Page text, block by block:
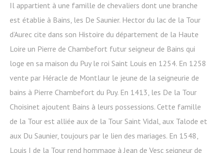
Il appartient à une famille de chevaliers dont une branche
est établie à Bains, les De Saunier. Hector du lac de la Tour
d’Aurec cite dans son Histoire du département de la Haute
Loire un Pierre de Chambefort futur seigneur de Bains qui
loge en sa maison du Puy le roi Saint Louis en 1254. En 1258
vente par Héracle de Montlaur le jeune de la seigneurie de
bains à Pierre Chambefort du Puy. En 1413, les De la Tour
Choisinet ajoutent Bains à leurs possessions. Cette famille
de la Tour est alliée aux de la Tour Saint Vidal, aux Talode et
aux Du Saunier, toujours par le lien des mariages. En 1548,
Louis I de la Tour rend hommage à Jean de Vesc seigneur de